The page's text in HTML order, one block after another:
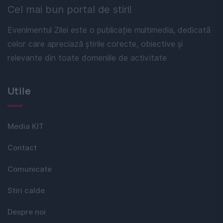
Cel mai bun portal de stiri!
Evenimentul Zilei este o publicație multimedia, dedicată
celor care apreciază știrile corecte, obiective și
relevante din toate domeniile de activitate
Utile
Media KIT
Contact
Comunicate
Stiri calde
Despre noi